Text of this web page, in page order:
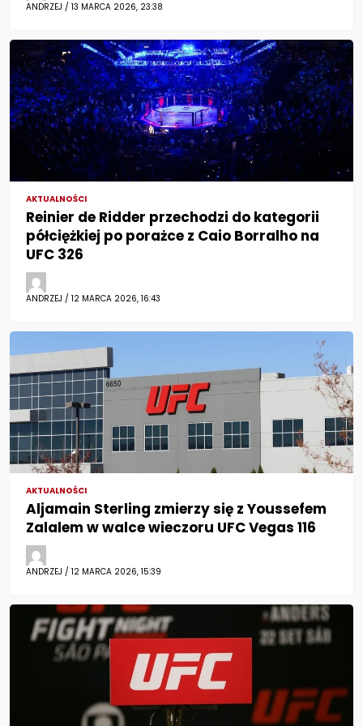
ANDRZEJ / 13 MARCA 2026, 23:38
AKTUALNOŚCI
Reinier de Ridder przechodzi do kategorii
półciężkiej po porażce z Caio Borralho na
UFC 326
ANDRZEJ / 12 MARCA 2026, 16:43
AKTUALNOŚCI
Aljamain Sterling zmierzy się z Youssefem
Zalalem w walce wieczoru UFC Vegas 116
ANDRZEJ / 12 MARCA 2026, 15:39